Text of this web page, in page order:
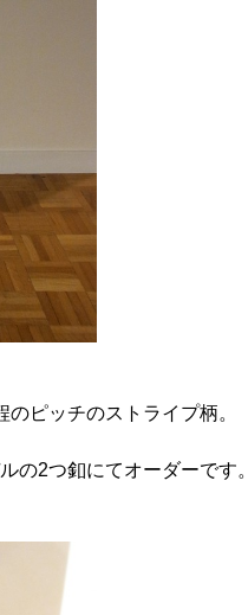
ピッチのストライプ柄。
の2つ釦にてオーダーです。